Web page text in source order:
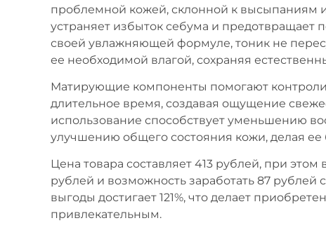
проблемной кожей, склонной к высыпаниям
устраняет избыток себума и
своей увлажняющей формуле, тоник не
ее необходимой влагой, сохраняя
Матирующие компоненты помогают
длительное время, создавая ощущение
использование способствует уменьшению
улучшению общего состояния кожи, делая ее
Цена товара составляет 413 рублей, при
рублей и возможность заработать 87
выгоды достигает 121%, что делает
привлекательным.